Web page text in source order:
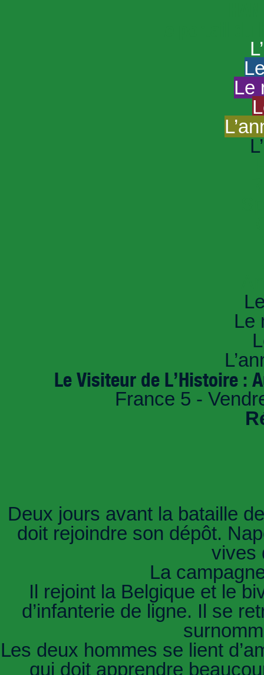
Le
Le
Le Visiteur de L’Histoire :
France 5 -
Deux jours avant la bataille
doit rejoindre son dépôt.
vives
La
Il rejoint la Belgique et le
d’infanterie de ligne. Il se
Les deux hommes se lient
qui doit apprendre